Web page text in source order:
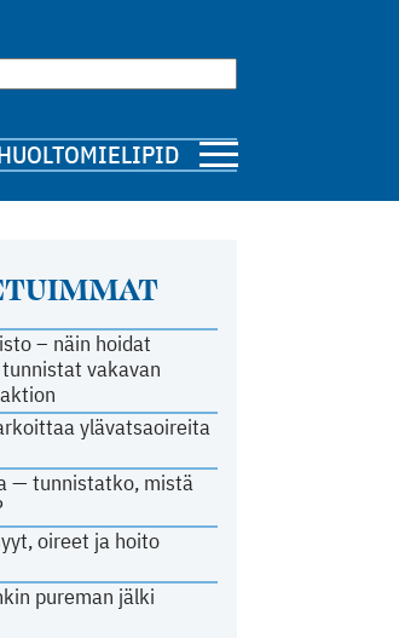
MIELIPIDE
– näin hoidat
vakavan
ylävatsaoireita
— tunnistatko, mistä
oireet ja hoito
pureman jälki